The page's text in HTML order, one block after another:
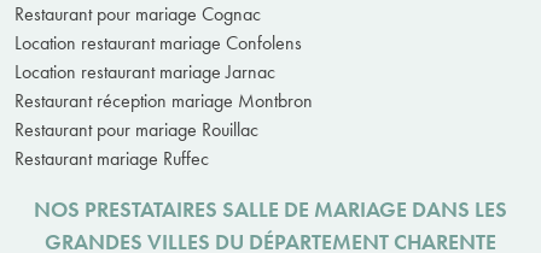
Restaurant pour mariage Cognac
Location restaurant mariage Confolens
Location restaurant mariage Jarnac
Restaurant réception mariage Montbron
Restaurant pour mariage Rouillac
Restaurant mariage Ruffec
NOS PRESTATAIRES SALLE DE MARIAGE DANS LES
GRANDES VILLES DU DÉPARTEMENT CHARENTE